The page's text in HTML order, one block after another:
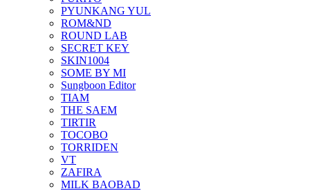
PYUNKANG YUL
ROM&ND
ROUND LAB
SECRET KEY
SKIN1004
SOME BY MI
Sungboon Editor
TIAM
THE SAEM
TIRTIR
TOCOBO
TORRIDEN
VT
ZAFIRA
MILK BAOBAD